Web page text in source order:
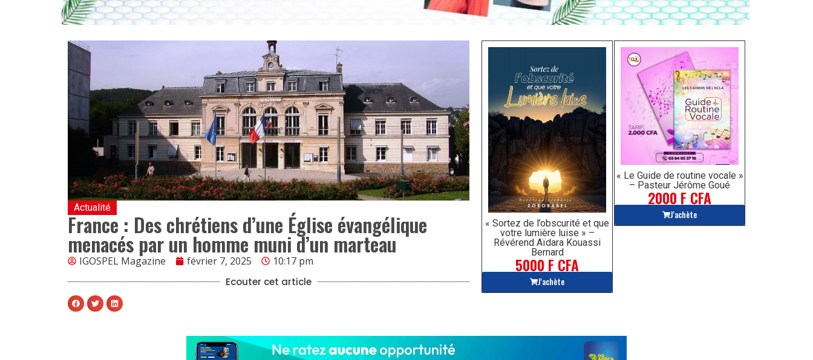
« Sortez de l’obscurité et que
votre lumière luise » –
Révérend Aïdara Kouassi
Bernard
5000 F CFA
J'achète
« Le Guide de routine vocale »
– Pasteur Jérôme Goué
2000 F CFA
J'achète
Actualité
France : Des chrétiens d’une Église évangélique
menacés par un homme muni d’un marteau
IGOSPEL Magazine février 7, 2025 10:17 pm
Ecouter cet article